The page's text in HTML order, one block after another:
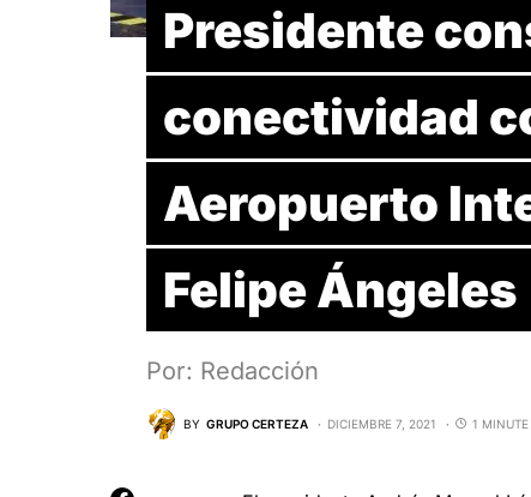
Presidente
conectividad
Aeropuerto
Felipe Ángeles
Por: Redacción
BY GRUPO CERTEZA DICIEMBRE 7, 2021 1 MINUTE